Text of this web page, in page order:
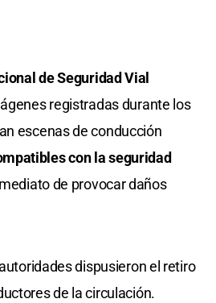
de Seguridad Vial
registradas durante los
escenas de conducción
con la seguridad
de provocar daños
dispusieron el retiro
de la circulación.